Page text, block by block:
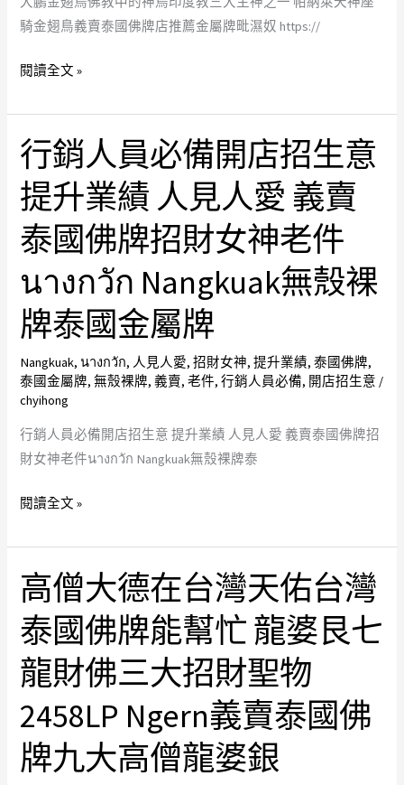
康
貴
運
貴
人
象
徵
康
貴
義
賣
泰
老
牌
龍
婆
艮
財
2450
財
無
牌
騎金翅鳥義賣泰國佛牌店推薦金屬牌毗濕奴 https://
度
三
神
之
一
納
天
神
座
騎
金
鳥
義
泰
牌
店
推
薦
金
屬
牌
毗
閱讀全文 »
行銷人員必備開店招生意
提升業績 人見人愛 義賣
泰國佛牌招財女神老件
นางกวัก Nangkuak無殼裸
牌泰國金屬牌
Nangkuak,นางกวัก, 人見人愛,招財女神,提升業績,泰國佛牌,
泰國金屬牌,無殼裸牌,義賣,老件,行銷人員必備, 開店招生意 /
chyihong
行銷人員必備開店招生意 提升業績 人見人愛 義賣泰國佛牌招
財女神老件นางกวัก Nangkuak無殼裸牌泰
行
銷
人
必
開
店
招
生
意
升
業
人
愛
義
賣
泰
國
佛
牌
招
閱讀全文 »
高僧大德在台灣天佑台灣
泰國佛牌能幫忙 龍婆艮七
龍財佛三大招財聖物
2458LP Ngern義賣泰國佛
牌九大高僧龍婆銀
高
僧
大
在
灣
天
佑